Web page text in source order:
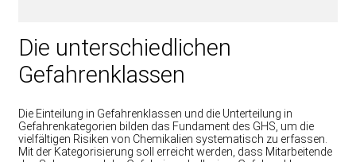
Die unterschiedlichen
Gefahrenklassen
Die Einteilung in Gefahrenklassen und die Unterteilung in
Gefahrenkategorien bilden das Fundament des GHS, um die
vielfältigen Risiken von Chemikalien systematisch zu erfassen.
Mit der Kategorisierung soll erreicht werden, dass Mitarbeitende